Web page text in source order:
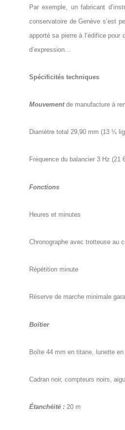
Par exemple, un fabricant
conservatoire de Genève s’est
apporté sa pierre à l’édifice
d’expression…
Spécificités techniques
Mouvementde manufacture à
Diamètre total 29,90 mm (13 ¼
Fréquence du balancier 3 Hz (21
Fonctions
Heures et minutes
Chronographe avec trotteuse au
Répétition minute
Réserve de marche minimale
Boîtier
Boîte 44 mm en titane, lunette
Cadran noir, compteurs noirs,
Étanchéité : 20 m